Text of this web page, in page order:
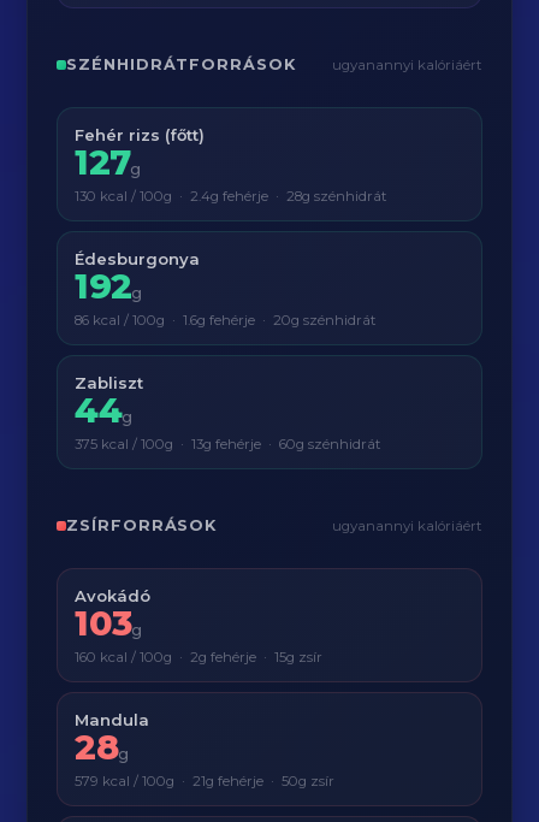
SZÉNHIDRÁTFORRÁSOK ugyanannyi kalóriáért
Fehér rizs (főtt)
127g
130 kcal / 100g · 2.4g fehérje · 28g szénhidrát
Édesburgonya
192g
86 kcal / 100g · 1.6g fehérje · 20g szénhidrát
Zabliszt
44g
375 kcal / 100g · 13g fehérje · 60g szénhidrát
ZSÍRFORRÁSOK ugyanannyi kalóriáért
Avokádó
103g
160 kcal / 100g · 2g fehérje · 15g zsír
Mandula
28g
579 kcal / 100g · 21g fehérje · 50g zsír